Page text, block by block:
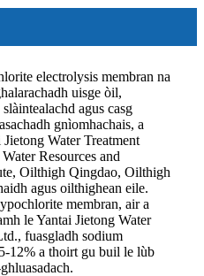
electrolysis membran na
uisge òil,
agus casg
gnìomhachais, a
Water Treatment
Resources and
Oilthigh Qingdao, Oilthigh
agus oilthighean eile.
membran, air a
le Yantai Jietong Water
fuasgladh sodium
12% a thoirt gu buil le lùb